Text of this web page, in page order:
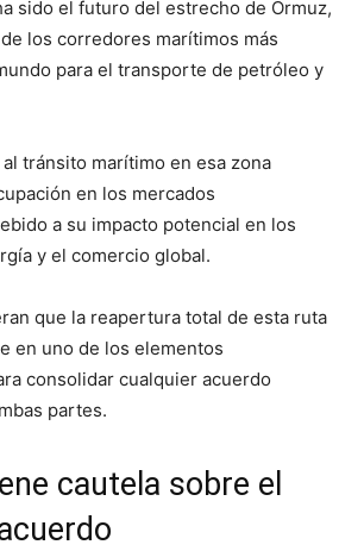
sido el futuro del estrecho de Ormuz,
los corredores marítimos más
para el transporte de petróleo y
tránsito marítimo en esa zona
en los mercados
a su impacto potencial en los
y el comercio global.
que la reapertura total de esta ruta
en uno de los elementos
consolidar cualquier acuerdo
partes.
cautela sobre el